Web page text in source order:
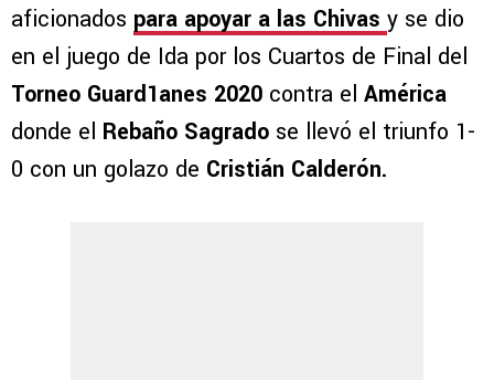
aficionados para apoyar a las Chivas y se dio
en el juego de Ida por los Cuartos de Final del
Torneo Guard1anes 2020 contra el América
donde el Rebaño Sagrado se llevó el triunfo 1-
0 con un golazo de Cristián Calderón.